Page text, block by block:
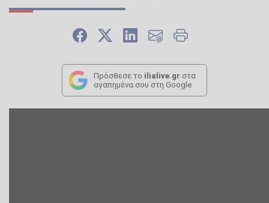
Πρόσθεσε το ilialive.gr στα
αγαπημένα σου στη Google